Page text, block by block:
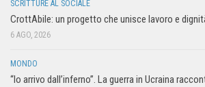
SCRITTURE AL SOCIALE
CrottAbile: un progetto che unisce lavoro e
6 AGO, 2026
MONDO
“Io arrivo dall’inferno”. La guerra in Ucraina